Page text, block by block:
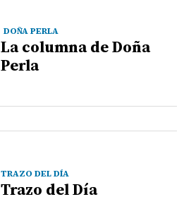
DOÑA PERLA
La columna de Doña
Perla
TRAZO DEL DÍA
Trazo del Día